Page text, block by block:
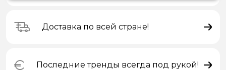
Доставка по всей стране!
Последние тренды всегда под рукой!